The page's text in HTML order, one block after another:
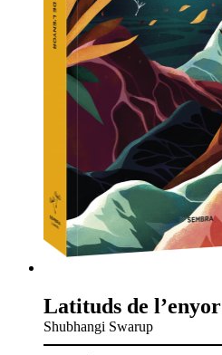
Latituds de l’enyor
Shubhangi Swarup